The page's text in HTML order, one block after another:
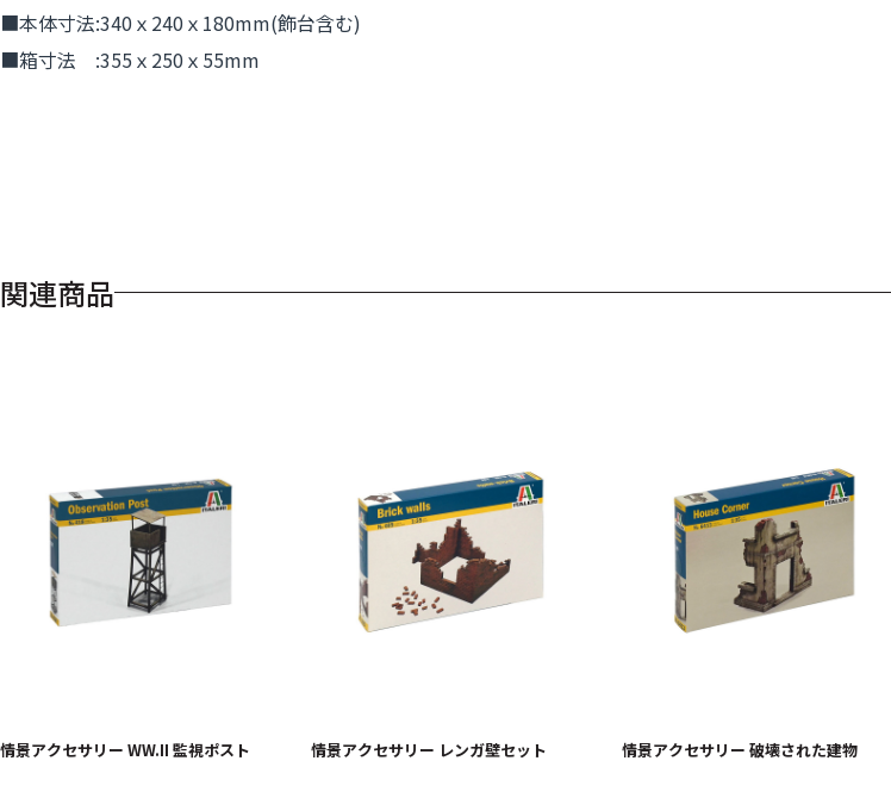
■本体寸法:340ｘ240ｘ180mm(飾台含む)
■箱寸法 :355ｘ250ｘ55mm
関連商品
情景アクセサリー WW.II 監視ポスト 情景アクセサリー レンガ壁セット 情景アクセサリー 破壊された建物